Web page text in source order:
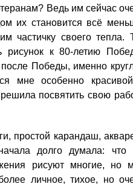
Ведь им сейчас
их становится всё
частичку своего тепла.
рисунок к 80-летию
Победы, именно
мне особенно
посвятить свою
простой карандаш,
долго думала: что
рисуют многие, но
личное, тихое, но